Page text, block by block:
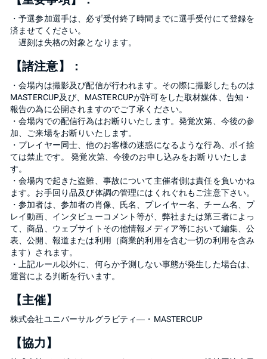
・予選参加選手は、必ず受付終了時間までに選手受付にて登録を
済ませてください。
遅刻は失格の対象となります。
【諸注意】：
・会場内は撮影及び配信が行われます。その際に撮影したものは
MASTERCUP及び、MASTERCUPが許可をした取材媒体、告知・
報告の為に公開されますのでご了承ください。
・会場内での配信行為はお断りいたします。発覚次第、今後の参
加、ご来場をお断りいたします。
・プレイヤー同士、他のお客様の迷惑になるような行為、ポイ捨
ては禁止です。 発覚次第、今後のお申し込みをお断りいたしま
す。
・会場内で起きた盗難、事故について主催者側は責任を負いかね
ます。お手回り品及び体調の管理にはくれぐれもご注意下さい。
・参加者は、参加者の肖像、氏名、プレイヤー名、チーム名、プ
レイ動画、インタビューコメント等が、弊社または第三者によっ
て、商品、ウェブサイトその他情報メディア等において編集、公
表、公開、報道または利用（商業的利用を含む一切の利用を含み
ます）されます。
・上記ルール以外に、何らか予測しない事態が発生した場合は、
運営による判断を行います。
【主催】
株式会社ユニバーサルグラビティ―・MASTERCUP
【協力】